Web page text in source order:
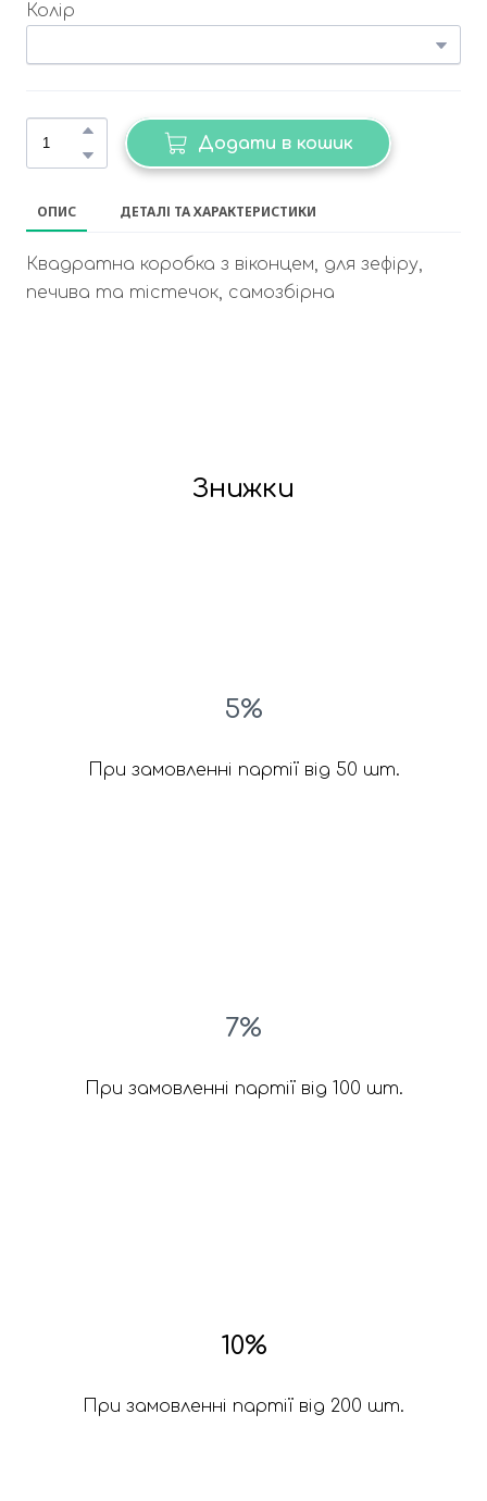
Колір
Додати в кошик
ОПИС ДЕТАЛІ ТА ХАРАКТЕРИСТИКИ
Квадратна коробка з віконцем, для зефіру,
печива та тістечок, самозбірна
Знижки
5%
При замовленні партії від 50 шт.
7%
При замовленні партії від 100 шт.
10%
При замовленні партії від 200 шт.